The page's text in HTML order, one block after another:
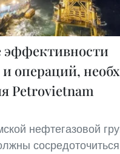
операций,
Petrovietnam
нефтегазовой